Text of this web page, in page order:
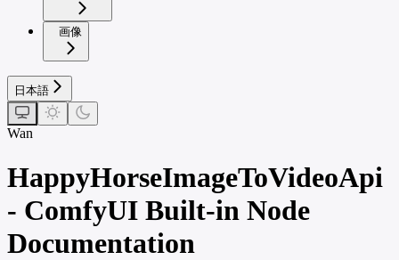
画像
日本語
Wan
HappyHorseImageToVideoApi
- ComfyUI Built-in Node
Documentation